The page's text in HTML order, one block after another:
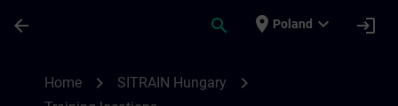
arrow_back search place Poland expand_more login
Home chevron_right SITRAIN Hungary chevron_right